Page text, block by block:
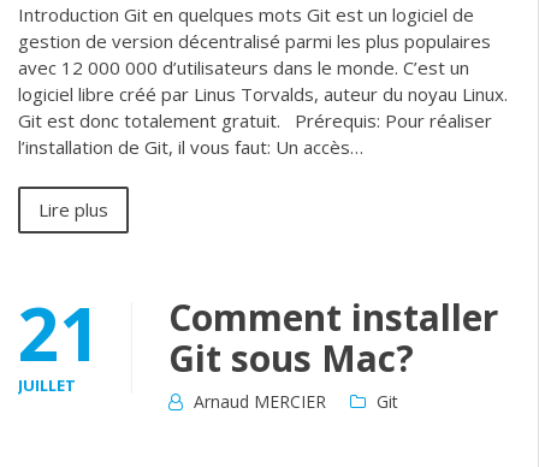
Introduction Git en quelques mots Git est un logiciel de
gestion de version décentralisé parmi les plus populaires
avec 12 000 000 d’utilisateurs dans le monde. C’est un
logiciel libre créé par Linus Torvalds, auteur du noyau Linux.
Git est donc totalement gratuit. Prérequis: Pour réaliser
l’installation de Git, il vous faut: Un accès…
Lire plus
21
JUILLET
Comment installer
Git sous Mac?
Arnaud MERCIER Git